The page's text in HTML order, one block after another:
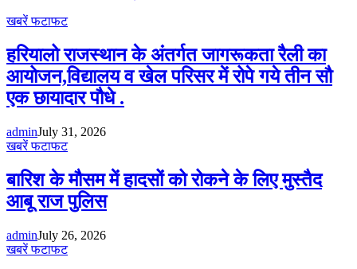
खबरें फटाफट
हरियालो राजस्थान के अंतर्गत जागरूकता रैली का
आयोजन,विद्यालय व खेल परिसर में रोपे गये तीन सौ
एक छायादार पौधे .
adminJuly 31, 2026
खबरें फटाफट
बारिश के मौसम में हादसों को रोकने के लिए मुस्तैद
आबू राज पुलिस
adminJuly 26, 2026
खबरें फटाफट